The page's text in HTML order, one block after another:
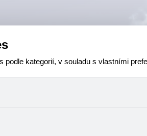
kategorií, v souladu s vlastními
ovládání filtrů a také nastavení
odebrat.